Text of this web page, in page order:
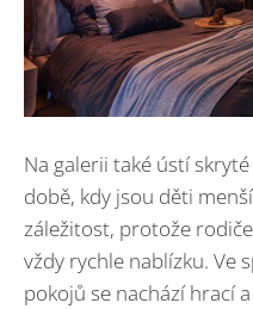
Na galerii také ústí
době, kdy jsou děti
záležitost, protože
vždy rychle nablízku. Ve
pokojů se nachází hrací